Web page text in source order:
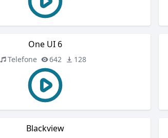
One UI 6
Telefone 642 128
Blackview